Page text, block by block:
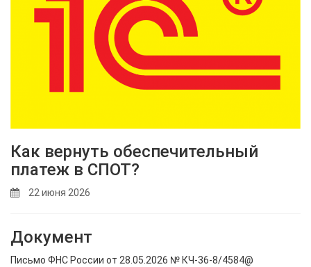
Как вернуть обеспечительный
платеж в СПОТ?
22 июня 2026
Документ
Письмо ФНС России от 28.05.2026 № КЧ-36-8/4584@